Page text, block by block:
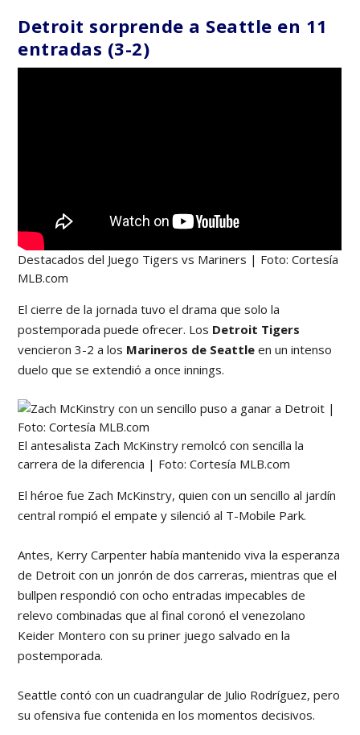
Detroit sorprende a Seattle en 11
entradas (3-2)
Destacados del Juego Tigers vs Mariners | Foto: Cortesía
MLB.com
El cierre de la jornada tuvo el drama que solo la
postemporada puede ofrecer. Los Detroit Tigers
vencieron 3-2 a los Marineros de Seattle en un intenso
duelo que se extendió a once innings.
El antesalista Zach McKinstry remolcó con sencilla la
carrera de la diferencia | Foto: Cortesía MLB.com
El héroe fue Zach McKinstry, quien con un sencillo al jardín
central rompió el empate y silenció al T-Mobile Park.
Antes, Kerry Carpenter había mantenido viva la esperanza
de Detroit con un jonrón de dos carreras, mientras que el
bullpen respondió con ocho entradas impecables de
relevo combinadas que al final coronó el venezolano
Keider Montero con su priner juego salvado en la
postemporada.
Seattle contó con un cuadrangular de Julio Rodríguez, pero
su ofensiva fue contenida en los momentos decisivos.